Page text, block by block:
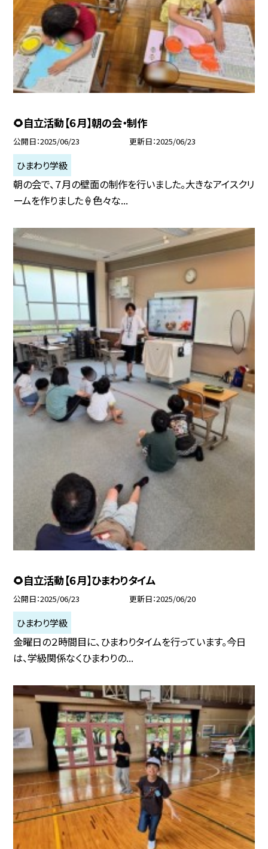
🌻自立活動【６月】朝の会・制作
公開日 2025/06/23 更新日 2025/06/23
ひまわり学級
朝の会で、７月の壁面の制作を行いました。大きなアイスクリ
ームを作りました🍦色々な...
🌻自立活動【６月】ひまわりタイム
公開日 2025/06/23 更新日 2025/06/20
ひまわり学級
金曜日の２時間目に、ひまわりタイムを行っています。今日
は、学級関係なくひまわりの...